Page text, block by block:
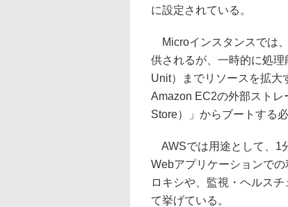
に設定されている。
Microインスタンスでは
供されるが、一時的に処
Unit）までリソースを拡大
Amazon EC2の外部スト
Store）」からブートする
AWSでは用途として、1
Webアプリケーションで
ロキシや、監視・ヘルス
て挙げている。